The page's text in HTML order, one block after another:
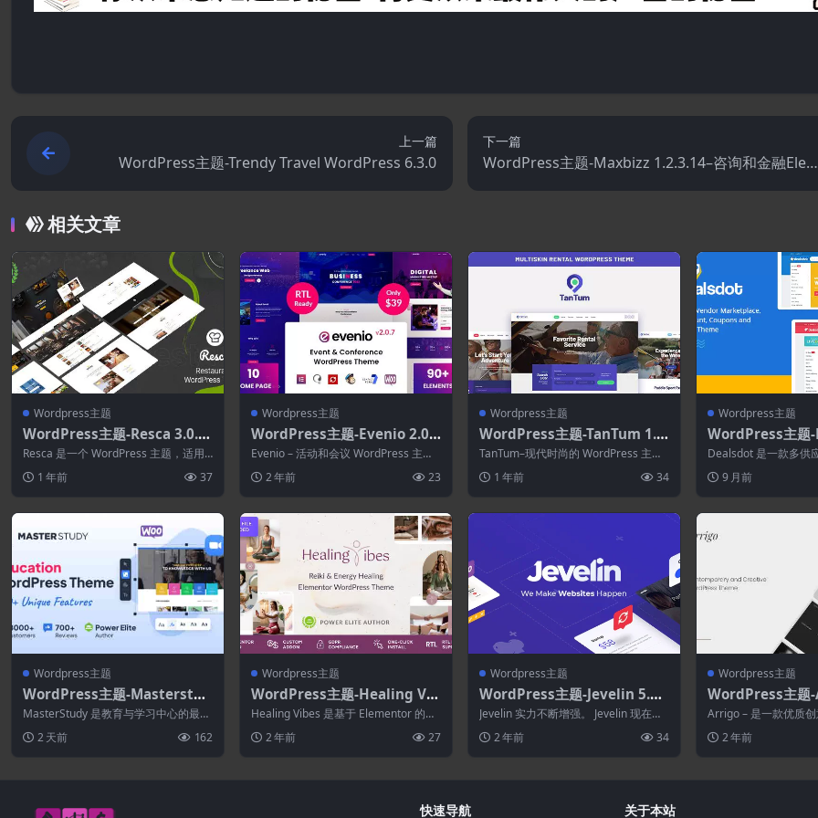
上一篇
WordPress主题-Trendy Travel WordPress 6.3.0
下一篇
WordPress主题-Maxbizz 1.2.3.14–咨询和金融
entor WordPress主题
相关文章
Wordpress主题
WordPress主题-Resca 3.0.2
–餐厅WordPress主题
Resca 是一个 WordPress 主题，适用
1 年前 37
Wordpress主题
WordPress主题-Evenio 2.0.7
–活动会议WordPress主题
Evenio – 活动和会议 WordPress 主题
2 年前 23
Wordpress主题
WordPress主题-TanTum 1.1.
12–汽车.踏板车.船只和自行车
租赁服务WordPress主题
TanTum–现代时尚的 WordPress 主
1 年前 34
Wordpress主题
WordPress主题
8.9–多供应商市
Dealsdot 是一款多供
并开...9 月前
Wordpress主题
WordPress主题-Masterstud
y 4.8.153-教育WordPress主
题
MasterStudy 是教育与学习中心的最佳
2 天前 162
Wordpress主题
WordPress主题-Healing Vib
es 1.1.0-灵气治疗和冥想教练
WordPress主题
Healing Vibes 是基于 Elementor 的高
2 年前 27
Wordpress主题
WordPress主题-Jevelin 5.10
–多用途响应式WordPress A
MP主题
Jevelin 实力不断增强。 Jevelin 现在是
2 年前 34
Wordpress主题
WordPress主题
–当代创意组合
ordPress 主题
Arrigo – 是一款优质
2 年前
快速导航 关于本站